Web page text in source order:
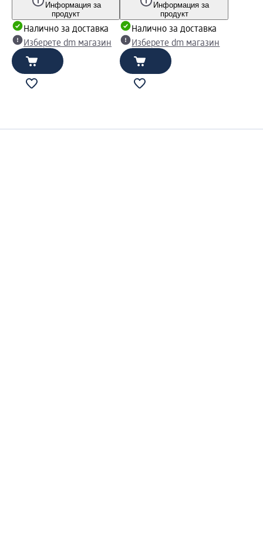
Информация за
продукт
Налично за доставка
Изберете dm магазин
Информация за
продукт
Налично за доставка
Изберете dm магазин